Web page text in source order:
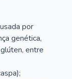
por
genética,
entre